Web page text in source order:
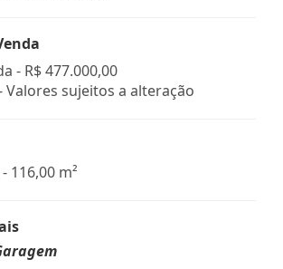
- R$ 477.000,00
Valores sujeitos a alteração
116,00 m²